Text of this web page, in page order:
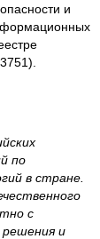
и
по
в стране.
с
и